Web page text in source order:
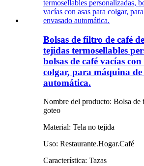
Bolsas de filtro de café
tejidas termosellables
bolsas de café vacías
colgar, para máquina de
automática.
Nombre del producto: Bolsa de
goteo
Material: Tela no tejida
Uso: Restaurante.Hogar.Café
Característica: Tazas